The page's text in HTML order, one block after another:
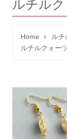
ルチル
Home
ルチ
ルチルクォー